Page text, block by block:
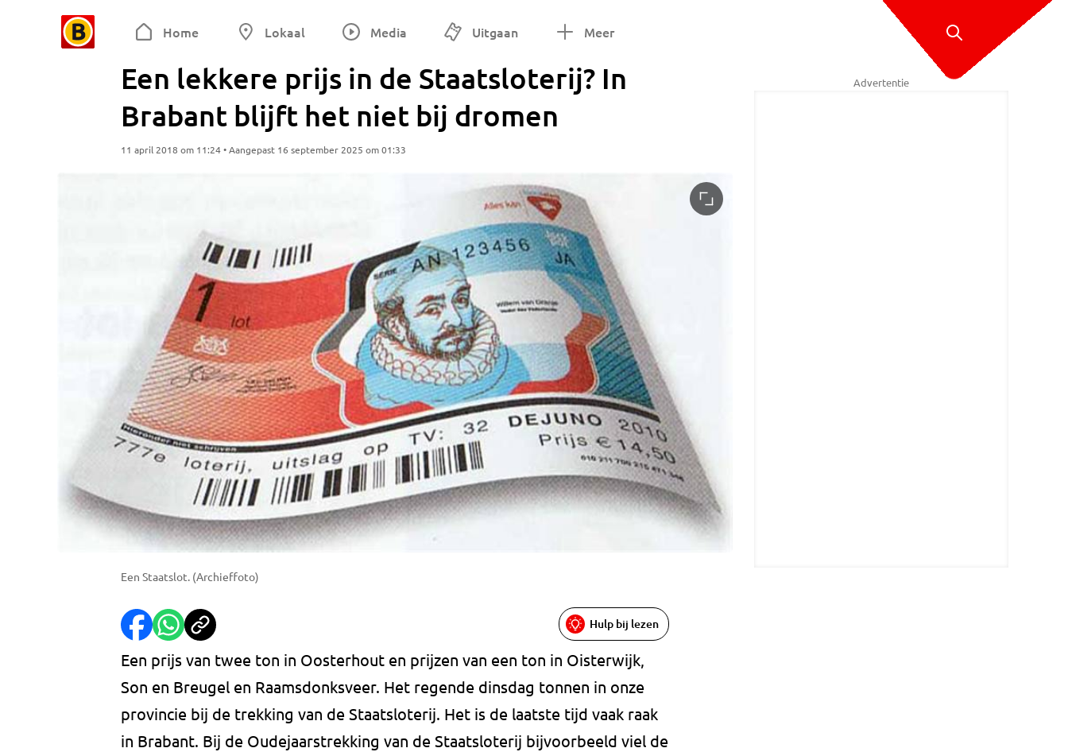
Home Lokaal Media Uitgaan Meer
Een lekkere prijs in de Staatsloterij? In
Brabant blijft het niet bij dromen
11 april 2018 om 11:24 • Aangepast 16 september 2025 om 01:33
Een Staatslot. (Archieffoto)
Hulp bij lezen
Een prijs van twee ton in Oosterhout en prijzen van een ton in Oisterwijk,
Son en Breugel en Raamsdonksveer. Het regende dinsdag tonnen in onze
provincie bij de trekking van de Staatsloterij. Het is de laatste tijd vaak raak
in Brabant. Bij de Oudejaarstrekking van de Staatsloterij bijvoorbeeld viel de
Advertentie